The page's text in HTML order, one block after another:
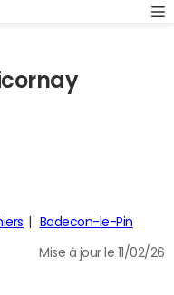
Badecon-le-Pin
Mise à jour le 11/02/26